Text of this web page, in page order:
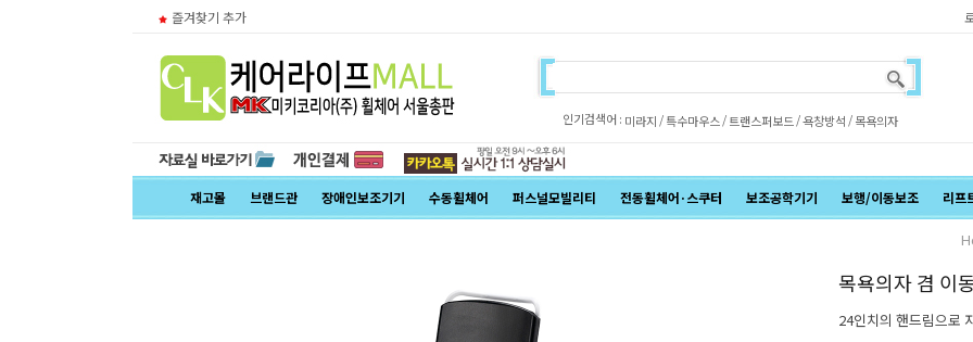
즐겨찾기 추가
인기검색어 : 미라지 /특수마우스/트랜스퍼보드 /욕창방석 /목욕의자
재고몰 브랜드관 장애인보조기기 수동휠체어 퍼스널모빌리티 전동휠체어·스쿠터 보조공학기기 보행/이동보조 리프
목욕의자 겸 이
24인치의 핸드림으로